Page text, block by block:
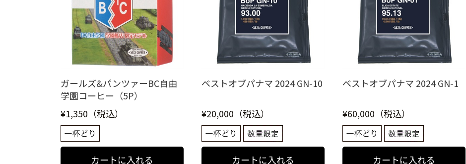
ガールズ&パンツァーBC自由
学園コーヒー（5P）
¥1,350（税込）
ベストオブパナマ 2024 GN-10
¥20,000（税込）
ベストオブパナマ 2024 GN-1
¥60,000（税込）